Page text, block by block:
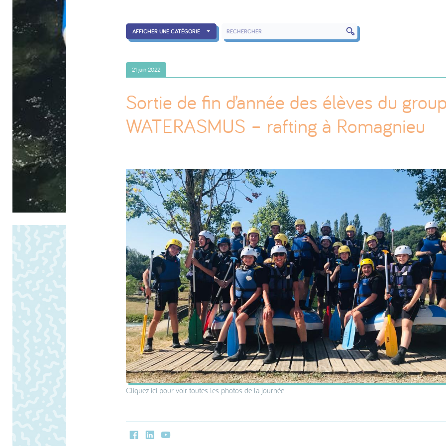
AFFICHER UNE CATÉGORIE RECHERCHER DANS LES ARTICLES
21 juin 2022
Sortie de fin d’année des élèves du
WATERASMUS – rafting à Romagnieu
Cliquez ici pour voir toutes les photos de la journée
FacebookLinkedInYoutube